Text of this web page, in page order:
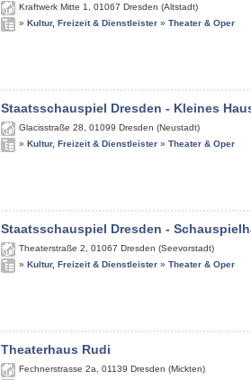
Kraftwerk Mitte 1 01067 Dresden (Altstadt)
» Kultur, Freizeit & Dienstleister » Theater & Oper
Staatsschauspiel Dresden - Kleines
Glacisstraße 28 01099 Dresden (Neustadt)
» Kultur, Freizeit & Dienstleister » Theater & Oper
Staatsschauspiel Dresden -
Theaterstraße 2 01067 Dresden (Seevorstadt)
» Kultur, Freizeit & Dienstleister » Theater & Oper
Theaterhaus Rudi
Fechnerstrasse 2a 01139 Dresden (Mickten)